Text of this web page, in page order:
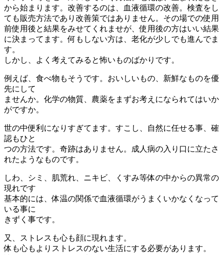
から始まります。改善するのは、血液循環の改善。検査をし
ても販売方法であり改善策ではありません。その場での使用
前使用後と結果をみせてくれませが、使用後の方はいい結果
に決まってます。何もしない方は、老化が少しでも進んでま
す。
しかし、よく考えてみると怖いものばかりです。
例えば、食べ物もそうです。おいしいもの、新鮮なものを優
先にして
ませんか。化学の物質、農薬をまずお考えになられてはいか
がですか。
世の中便利になりすぎてます。すこし、自然に任せる事、確
認もひと
つの方法です。奇跡はありません。成人病の入り口に立たさ
れたようなものです。
しわ、シミ、肌荒れ、ニキビ、くすみ等体の中からの異常の
現れです
基本的には、体温の関係で血液循環がうまくいかなくなって
いる事に
きずく事です。
又、ストレスも心も顔に現れます。
体も心もよりストレスのない生活にする必要があります。